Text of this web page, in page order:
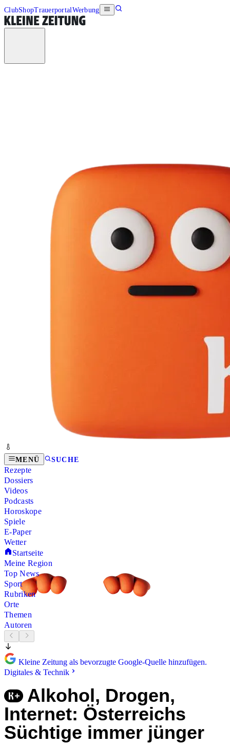
ClubShopTrauerportalWerbung
MENÜ SUCHE
Rezepte
Dossiers
Videos
Podcasts
Horoskope
Spiele
E-Paper
Wetter
Startseite
Meine Region
Top News
Sport
Rubriken
Orte
Themen
Autoren
Kleine Zeitung als bevorzugte Google-Quelle hinzufügen.
Digitales & Technik
Alkohol, Drogen,
Internet: Österreichs
Süchtige immer jünger